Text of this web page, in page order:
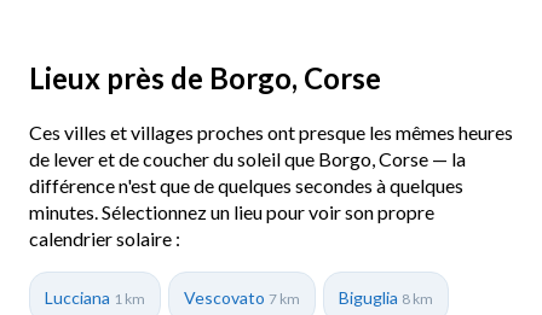
Lieux près de Borgo, Corse
Ces villes et villages proches ont presque les mêmes heures
de lever et de coucher du soleil que Borgo, Corse — la
différence n'est que de quelques secondes à quelques
minutes. Sélectionnez un lieu pour voir son propre
calendrier solaire :
Lucciana 1 km Vescovato 7 km Biguglia 8 km